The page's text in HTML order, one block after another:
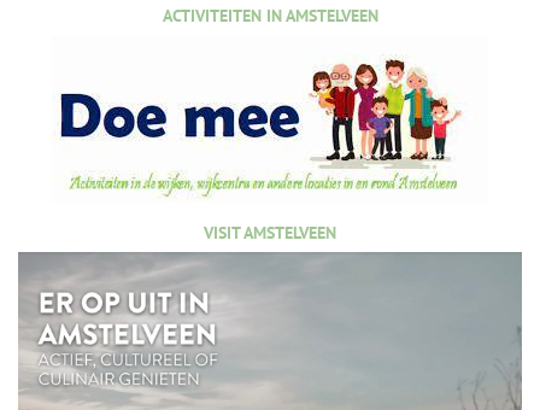
ACTIVITEITEN IN AMSTELVEEN
VISIT AMSTELVEEN